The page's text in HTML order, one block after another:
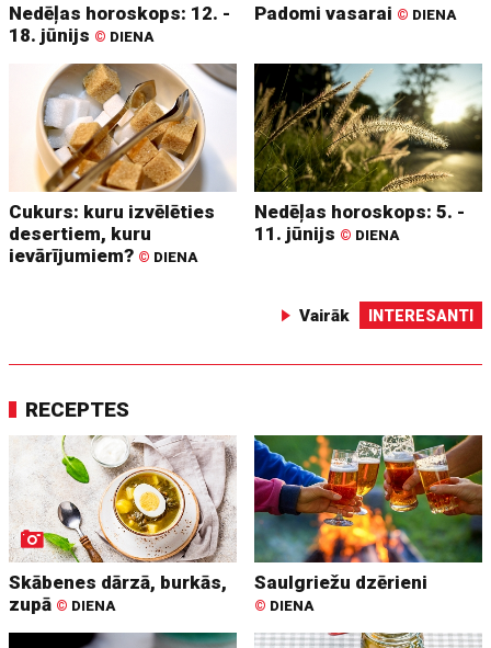
Nedēļas horoskops: 12. -
18. jūnijs © DIENA
Padomi vasarai © DIENA
Cukurs: kuru izvēlēties
desertiem, kuru
ievārījumiem? © DIENA
Nedēļas horoskops: 5. -
11. jūnijs © DIENA
Vairāk INTERESANTI
RECEPTES
Skābenes dārzā, burkās,
zupā © DIENA
Saulgriežu dzērieni
© DIENA